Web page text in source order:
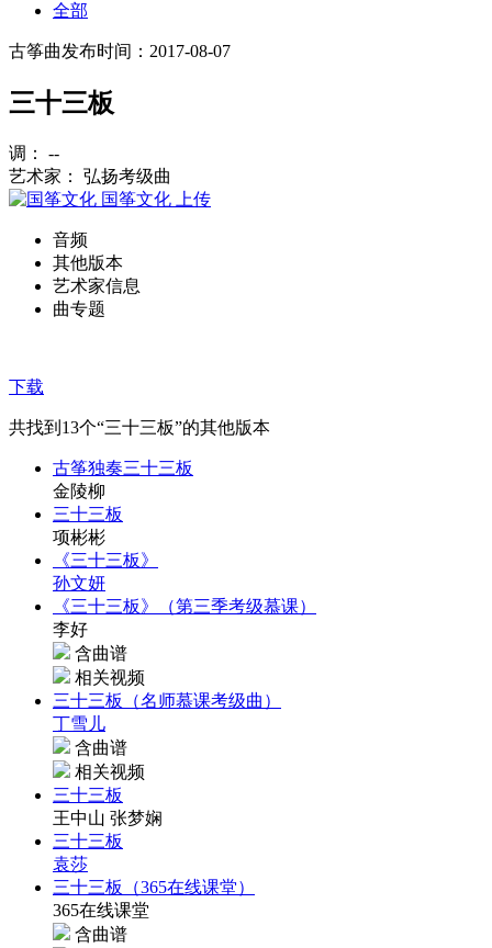
全部
古筝曲发布时间：2017-08-07
三十三板
调： --
艺术家： 弘扬考级曲
国筝文化
上传
音频
其他版本
艺术家信息
曲专题
下载
共找到 13个“三十三板”的其他版本
古筝独奏三十三板
金陵柳
三十三板
项彬彬
《三十三板》
孙文妍
《三十三板》（第三季考级慕课）
李好
含曲谱
相关视频
三十三板（名师慕课考级曲）
丁雪儿
含曲谱
相关视频
三十三板
王中山 张梦娴
三十三板
袁莎
三十三板（365在线课堂）
365在线课堂
含曲谱